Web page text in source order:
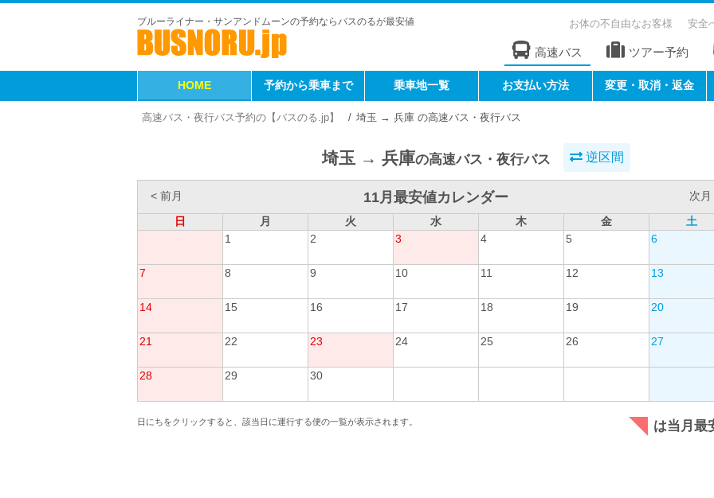
ブルーライナー・サンアンドムーンの予約ならバスのるが最安値 お体の不自由なお客様 安全
高速バス ツアー予約
HOME 予約から乗車まで 乗車地一覧 お支払い方法 変更・取消・返金
高速バス・夜行バス予約の【バスのる.jp】 埼玉 → 兵庫 の高速バス・夜行バス
埼玉 → 兵庫の高速バス・夜行バス 逆区間
< 前月 11月最安値カレンダー
次月
日
月 火 水 木 金
土
1
2 3 4 5 6
7 8 9 10 11 12 13
14 15 16 17 18 19 20
21 22 23 24 25 26 27
28 29 30
日にちをクリックすると、該当日に運行する便の一覧が表示されます。 は当月最